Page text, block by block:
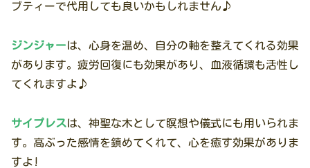
ブティーで代用しても良いかもしれません♪
ジンジャーは、心身を温め、自分の軸を整えてくれる効果
があります。疲労回復にも効果があり、血液循環も活性し
てくれますよ♪
サイプレスは、神聖な木として瞑想や儀式にも用いられま
す。高ぶった感情を鎮めてくれて、心を癒す効果がありま
すよ!